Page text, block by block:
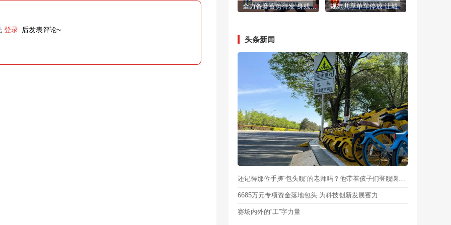
登录 后发表评论~
全力备赛蓄势待发 身残志坚逐梦赛场 规范共享单车停放 让城市文明“归位”
头条新闻
还记得那位手搓“包头舰”的老师吗？他带着孩子们登舰圆梦啦
6685万元专项资金落地包头 为科技创新发展蓄力
赛场内外的“工”字力量